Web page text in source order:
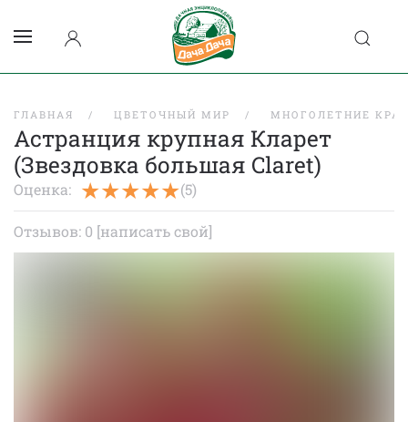
ГЛАВНАЯ ЦВЕТОЧНЫЙ МИР МНОГОЛЕТНИЕ
Астранция крупная Кларет
(Звездовка большая Claret)
Оценка: (5)
Отзывов: 0 [написать свой]